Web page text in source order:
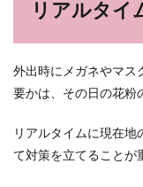
リアルタイ
外出時にメガネやマス
要かは、その日の花粉
リアルタイムに現在地
て対策を立てることが